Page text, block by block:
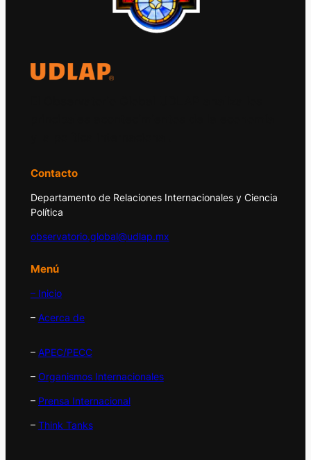
Contacto
Departamento de Relaciones Internacionales y Ciencia
Política
observatorio.global@udlap.mx
Menú
– Inicio
– Acerca de
– APEC/PECC
– Organismos Internacionales
– Prensa Internacional
– Think Tanks